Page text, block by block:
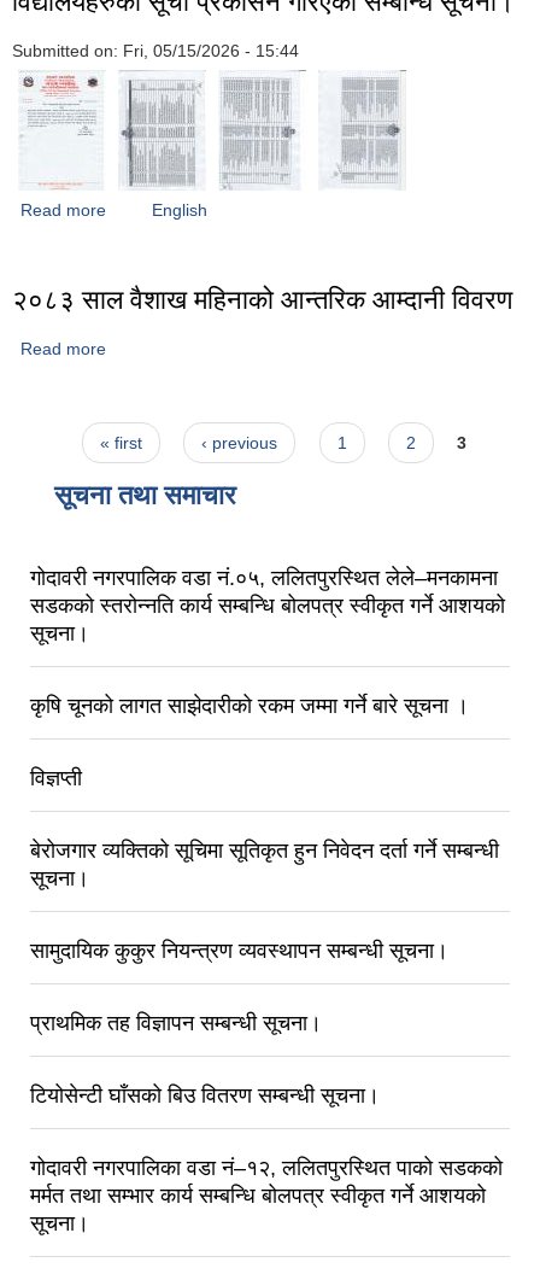
Submitted on: Fri, 05/15/2026 - 15:44
Read more about विद्यालयहरुको सूची प्रकासन गरिएको सम्बन्धि सूचना।
English
२०८३ साल वैशाख महिनाको आन्तरिक आम्दानी विवरण
Read more
Pages« first ‹ previous 1 2 3
सूचना तथा समाचार
गोदावरी नगरपालिक वडा नं.०५, ललितपुरस्थित लेले–मनकामना
सडकको स्तरोन्नति कार्य सम्बन्धि बोलपत्र स्वीकृत गर्ने आशयको
सूचना।
कृषि चूनको लागत साझेदारीको रकम जम्मा गर्ने बारे सूचना ।
विज्ञप्ती
बेरोजगार व्यक्तिको सूचिमा सूतिकृत हुन निवेदन दर्ता गर्ने सम्बन्धी
सूचना।
सामुदायिक कुकुर नियन्त्रण व्यवस्थापन सम्बन्धी सूचना।
प्राथमिक तह विज्ञापन सम्बन्धी सूचना।
टियोसेन्टी घाँसको बिउ वितरण सम्बन्धी सूचना।
गोदावरी नगरपालिका वडा नं–१२, ललितपुरस्थित पाको सडकको
मर्मत तथा सम्भार कार्य सम्बन्धि बोलपत्र स्वीकृत गर्ने आशयको
सूचना।